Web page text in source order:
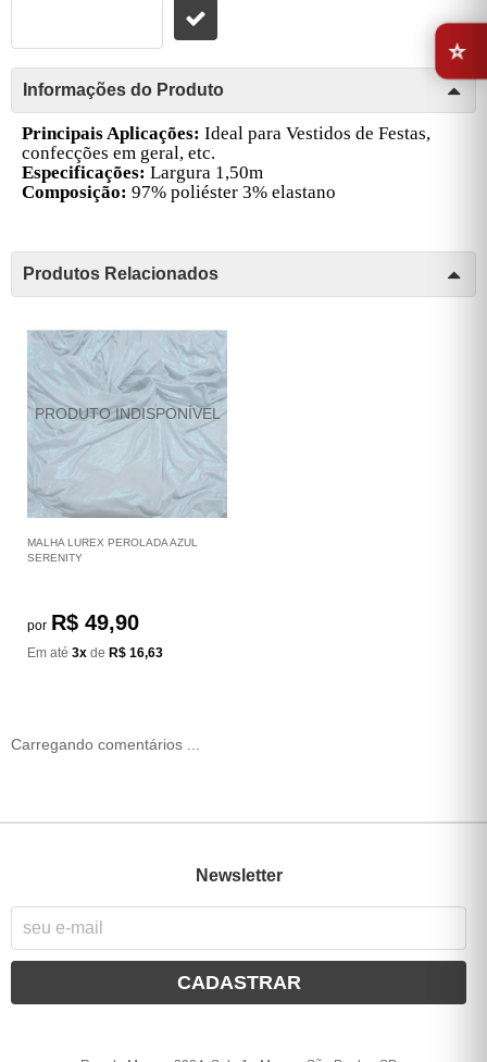
Informações do Produto
Principais Aplicações: Ideal para Vestidos de Festas,
confecções em geral, etc.
Especificações: Largura 1,50m
Composição: 97% poliéster 3% elastano
Produtos Relacionados
MALHA LUREX PEROLADA AZUL
SERENITY
por R$ 49,90
Em até 3x de R$ 16,63
Carregando comentários ...
Newsletter
CADASTRAR
⭐